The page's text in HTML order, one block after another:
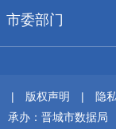
市委部门
| 版权声明 |
隐
承办：晋城市数据局